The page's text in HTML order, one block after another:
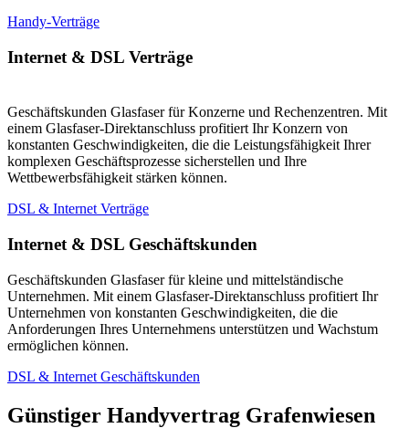
Handy-Verträge
Internet & DSL Verträge
Geschäftskunden Glasfaser für Konzerne und Rechenzentren. Mit
einem Glasfaser-Direktanschluss profitiert Ihr Konzern von
konstanten Geschwindigkeiten, die die Leistungsfähigkeit Ihrer
komplexen Geschäftsprozesse sicherstellen und Ihre
Wettbewerbsfähigkeit stärken können.
DSL & Internet Verträge
Internet & DSL Geschäftskunden
Geschäftskunden Glasfaser für kleine und mittelständische
Unternehmen. Mit einem Glasfaser-Direktanschluss profitiert Ihr
Unternehmen von konstanten Geschwindigkeiten, die die
Anforderungen Ihres Unternehmens unterstützen und Wachstum
ermöglichen können.
DSL & Internet Geschäftskunden
Günstiger Handyvertrag Grafenwiesen